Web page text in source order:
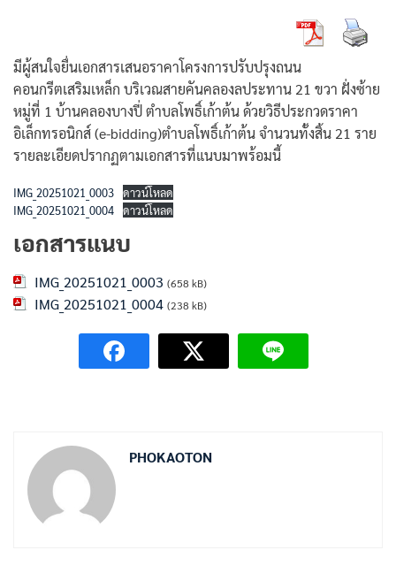
มีผู้สนใจยื่นเอกสารเสนอราคาโครงการปรับปรุงถนน
คอนกรีตเสริมเหล็ก บริเวณสายคันคลองลประทาน 21 ขวา ฝั่งซ้าย
หมู่ที่ 1 บ้านคลองบางปี่ ตำบลโพธิ์เก้าต้น ด้วยวิธีประกวดราคา
อิเล็กทรอนิกส์ (e-bidding)ตำบลโพธิ์เก้าต้น จำนวนทั้งสิ้น 21 ราย
รายละเอียดปรากฏตามเอกสารที่แนบมาพร้อมนี้
IMG_20251021_0003 ดาวน์โหลด
IMG_20251021_0004 ดาวน์โหลด
เอกสารแนบ
IMG_20251021_0003 (658 kB)
IMG_20251021_0004 (238 kB)
PHOKAOTON